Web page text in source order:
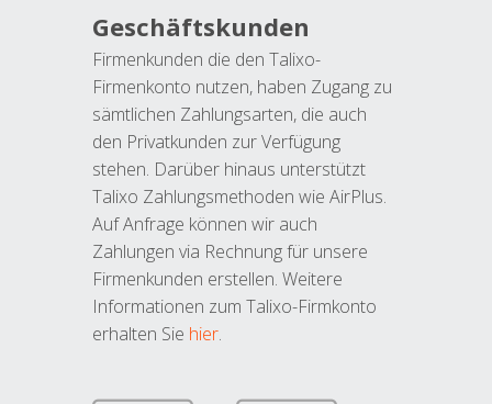
Geschäftskunden
Firmenkunden die den Talixo-
Firmenkonto nutzen, haben Zugang zu
sämtlichen Zahlungsarten, die auch
den Privatkunden zur Verfügung
stehen. Darüber hinaus unterstützt
Talixo Zahlungsmethoden wie AirPlus.
Auf Anfrage können wir auch
Zahlungen via Rechnung für unsere
Firmenkunden erstellen. Weitere
Informationen zum Talixo-Firmkonto
erhalten Sie hier.